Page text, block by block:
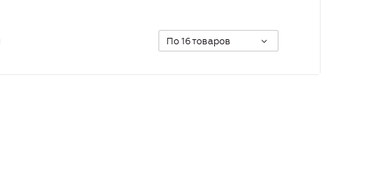
По 16 товаров